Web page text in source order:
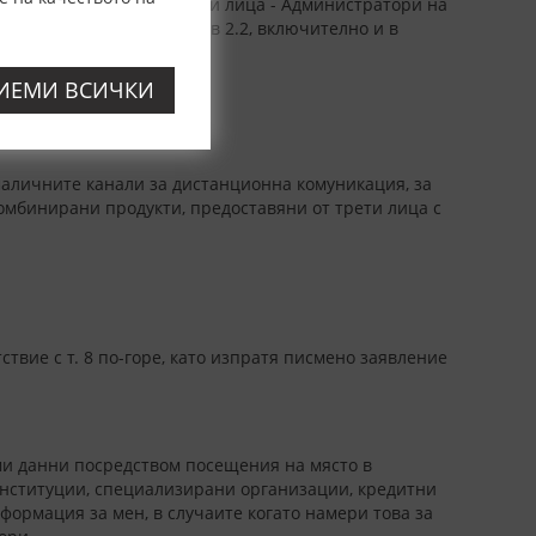
ВСИЧКИ
и сроковете, описани в 2.2, включително и в
кредитор.
канали за дистанционна комуникация, за
продукти, предоставяни от трети лица с
с т. 8 по-горе, като изпратя писмено заявление
данни посредством посещения на място в
специализирани организации, кредитни
за мен, в случаите когато намери това за